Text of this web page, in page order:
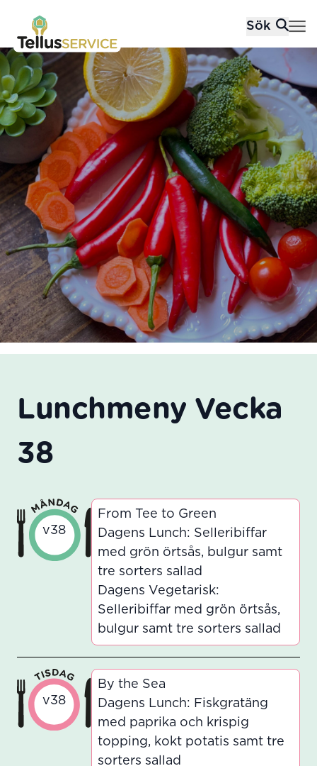
Hoppa till innehåll
Tellusfood Sök
Lunchmeny Vecka
38
v38
From Tee to Green
Dagens Lunch: Selleribiffar
med grön örtsås, bulgur samt
tre sorters sallad
Dagens Vegetarisk:
Selleribiffar med grön örtsås,
bulgur samt tre sorters sallad
v38
By the Sea
Dagens Lunch: Fiskgratäng
med paprika och krispig
topping, kokt potatis samt tre
sorters sallad